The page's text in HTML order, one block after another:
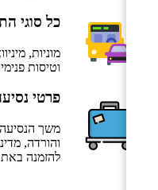
כל סוגי
מוניות,
וטיסות
פרטי
משך
והורדה,
להזמנה